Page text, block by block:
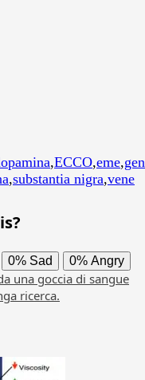
,ECCO,eme,
,substantia nigra,vene
0% Sad 0% Angry
una goccia di sangue
ricerca.